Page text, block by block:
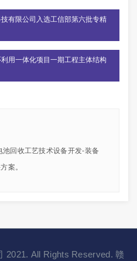
有限公司入选工信部第六批专精
用一体化项目一期工程主体结构
回收工艺技术设备开发-装备
案。
2021. All Rights Reserved.赣